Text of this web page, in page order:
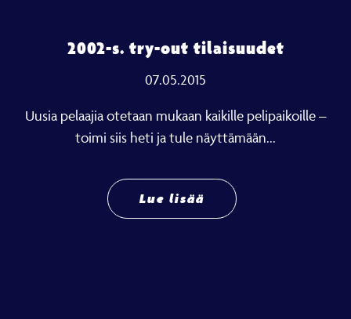
2002-s. try-out tilaisuudet
07.05.2015
Uusia pelaajia otetaan mukaan kaikille pelipaikoille –
toimi siis heti ja tule näyttämään...
Lue lisää